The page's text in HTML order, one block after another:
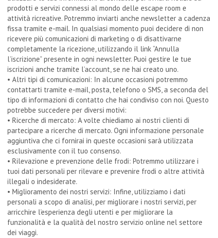
prodotti e servizi connessi al mondo delle escape room e
attività ricreative. Potremmo inviarti anche newsletter a cadenza
fissa tramite e-mail. In qualsiasi momento puoi decidere di non
ricevere più comunicazioni di marketing o di disattivarne
completamente la ricezione, utilizzando il link “Annulla
l’iscrizione” presente in ogni newsletter. Puoi gestire le tue
iscrizioni anche tramite l’account, se ne hai creato uno.
• Altri tipi di comunicazioni: In alcune occasioni potremmo
contattarti tramite e-mail, posta, telefono o SMS, a seconda del
tipo di informazioni di contatto che hai condiviso con noi. Questo
potrebbe succedere per diversi motivi:
• Ricerche di mercato: A volte chiediamo ai nostri clienti di
partecipare a ricerche di mercato. Ogni informazione personale
aggiuntiva che ci fornirai in queste occasioni sarà utilizzata
esclusivamente con il tuo consenso.
• Rilevazione e prevenzione delle frodi: Potremmo utilizzare i
tuoi dati personali per rilevare e prevenire frodi o altre attività
illegali o indesiderate.
• Miglioramento dei nostri servizi: Infine, utilizziamo i dati
personali a scopo di analisi, per migliorare i nostri servizi, per
arricchire l’esperienza degli utenti e per migliorare la
funzionalità e la qualità del nostro servizio online nel settore
dei viaggi.